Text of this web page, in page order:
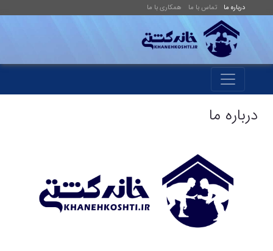
درباره ما تماس با ما همکاری با ما
درباره ما